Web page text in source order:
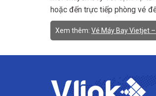
hoặc đến trực tiếp phòng vé
Xem thêm: Vé Máy Bay Vietjet